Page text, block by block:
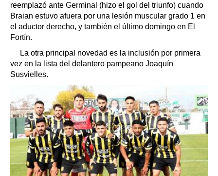
reemplazó ante Germinal (hizo el gol del triunfo) cuando
Braian estuvo afuera por una lesión muscular grado 1 en
el aductor derecho, y también el último domingo en El
Fortín.
La otra principal novedad es la inclusión por primera
vez en la lista del delantero pampeano Joaquín
Susvielles.